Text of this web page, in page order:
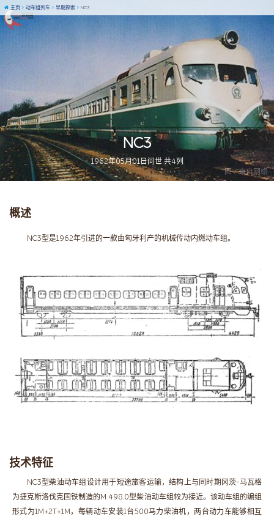
图 / 来自网络
NC3
1962年05月01日问世 共4列
主页 动车组列车 早期探索 NC3
概述
NC3型是1962年引进的一款由匈牙利产的机械传动内燃动车组。
技术特征
NC3型柴油动车组设计用于短途旅客运输，结构上与同时期冈茨-马瓦格
为捷克斯洛伐克国铁制造的M 498.0型柴油动车组较为接近。该动车组的编组
形式为1M+2T+1M，每辆动车安装1台500马力柴油机，两台动力车能够相互